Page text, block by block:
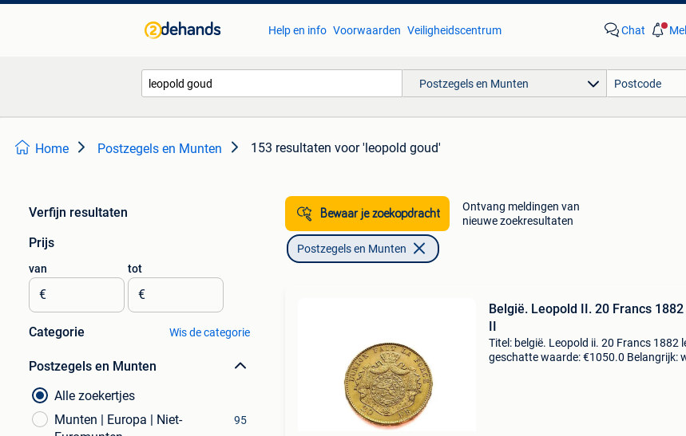
Help en info Voorwaarden Veiligheidscentrum Chat
Postzegels en Munten
Home Postzegels en Munten 153 resultaten voor 'leopold goud'
Verfijn resultaten
Prijs
van
€
tot
€
Categorie Wis de categorie
Postzegels en Munten
Alle zoekertjes
Munten | Europa | Niet-
95
Bewaar je zoekopdracht
Ontvang meldingen van
nieuwe zoekresultaten
Postzegels en Munten
België. Leopold II. 20 Francs
II
Titel: belgië. Leopold ii. 20 Francs 1882
geschatte waarde: €1050.0 Belangrijk: